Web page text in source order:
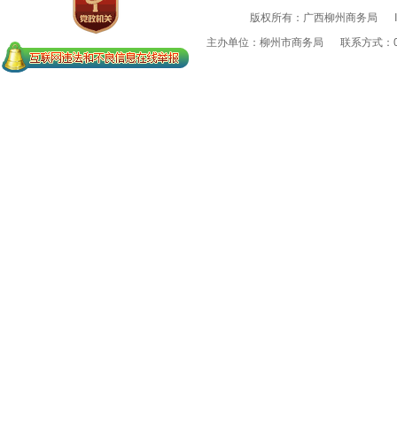
版权所有：广西柳州商务局
主办单位：柳州市商务局
联系方式